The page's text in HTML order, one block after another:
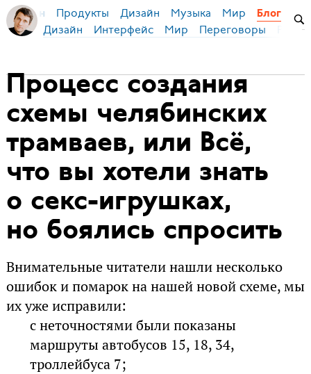
Бирман Продукты Дизайн Музыка Мир Блог
Дизайн Интерфейс Мир Переговоры
Процесс создания
схемы челябинских
трамваев, или Всё,
что вы хотели знать
о секс-игрушках,
но боялись спросить
Внимательные читатели нашли несколько
ошибок и помарок на нашей новой схеме, мы
их уже исправили:
с неточностями были показаны
маршруты автобусов 15, 18, 34,
троллейбуса 7;